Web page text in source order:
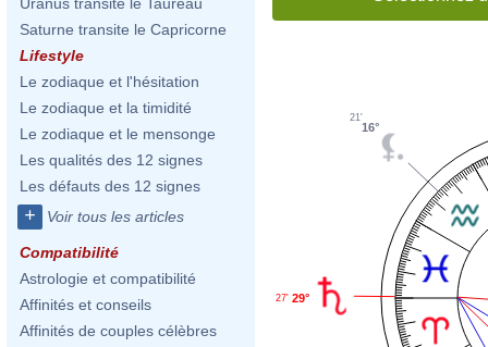
Saturne transite le Capricorne
Lifestyle
Le zodiaque et l'hésitation
Le zodiaque et la timidité
Le zodiaque et le mensonge
Les qualités des 12 signes
Les défauts des 12 signes
+ Voir tous les articles
Compatibilité
Astrologie et compatibilité
Affinités et conseils
Affinités de couples célèbres
16°
21'
29°
27'